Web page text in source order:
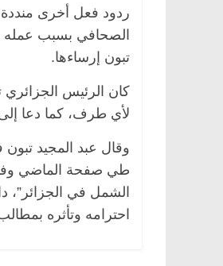
ردود فعل أخرى
الصحافي بسبب عمله
تبون إرساءها.
كان الرئيس
لأي طرف، كما دعا
طي صفحة الماضي
الشمل في الجزائر”،
احترامه وتأثره